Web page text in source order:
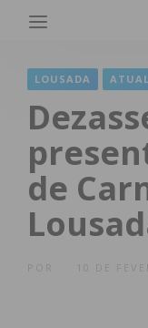
LOUSADA
de
10 DE